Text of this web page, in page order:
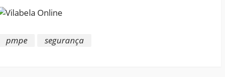
pmpe segurança